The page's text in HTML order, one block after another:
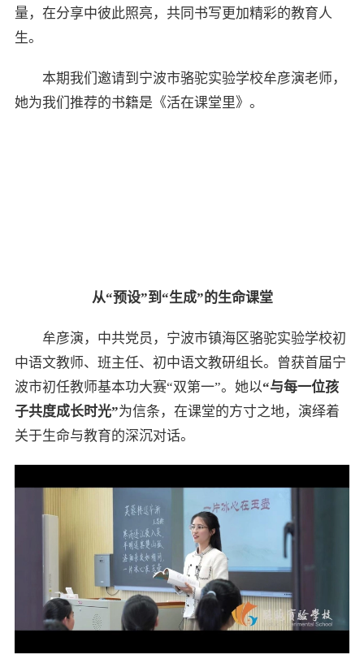
量，在分享中彼此照亮，共同书写更加精彩的教育人
生。
本期我们邀请到宁波市骆驼实验学校牟彦演老师，
她为我们推荐的书籍是《活在课堂里》。
从“预设”到“生成”的生命课堂
牟彦演，中共党员，宁波市镇海区骆驼实验学校初
中语文教师、班主任、初中语文教研组长。曾获首届宁
波市初任教师基本功大赛“双第一”。她以“与每一位孩
子共度成长时光”为信条，在课堂的方寸之地，演绎着
关于生命与教育的深沉对话。